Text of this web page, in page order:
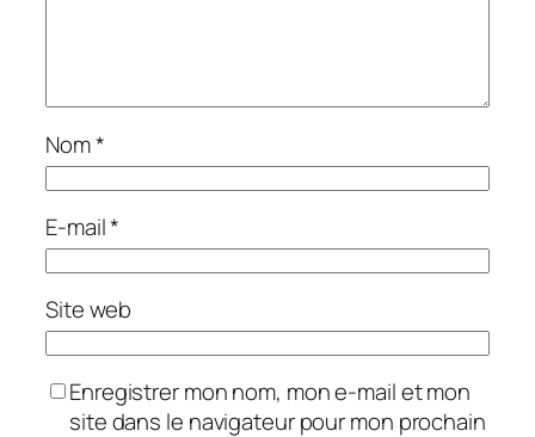
Nom*
E-mail*
Site web
Enregistrer mon nom, mon e-mail et mon
site dans le navigateur pour mon prochain